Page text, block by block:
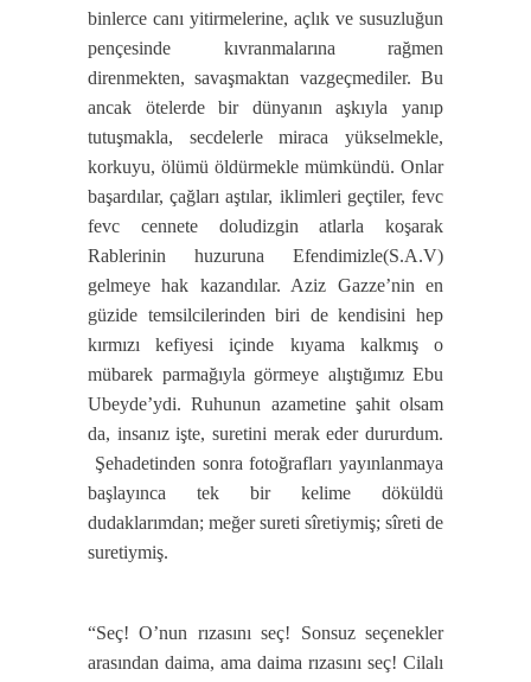
binlerce canı yitirmelerine, açlık ve susuzluğun
pençesinde kıvranmalarına rağmen
direnmekten, savaşmaktan vazgeçmediler. Bu
ancak ötelerde bir dünyanın aşkıyla yanıp
tutuşmakla, secdelerle miraca yükselmekle,
korkuyu, ölümü öldürmekle mümkündü. Onlar
başardılar, çağları aştılar, iklimleri geçtiler, fevc
fevc cennete doludizgin atlarla koşarak
Rablerinin huzuruna Efendimizle(S.A.V)
gelmeye hak kazandılar. Aziz Gazze’nin en
güzide temsilcilerinden biri de kendisini hep
kırmızı kefiyesi içinde kıyama kalkmış o
mübarek parmağıyla görmeye alıştığımız Ebu
Ubeyde’ydi. Ruhunun azametine şahit olsam
da, insanız işte, suretini merak eder dururdum.
Şehadetinden sonra fotoğrafları yayınlanmaya
başlayınca tek bir kelime döküldü
dudaklarımdan; meğer sureti sîretiymiş; sîreti de
suretiymiş.
“Seç! O’nun rızasını seç! Sonsuz seçenekler
arasından daima, ama daima rızasını seç! Cilalı